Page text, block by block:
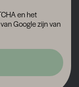
en het
van Google zijn van